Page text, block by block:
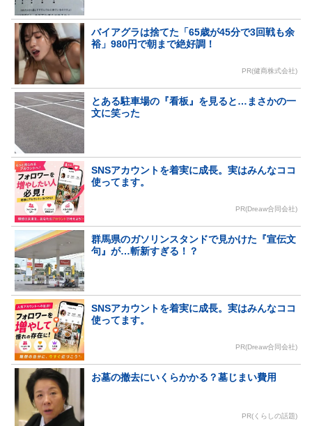
バイアグラは捨てた「65歳が45分で3回戦も余
裕」980円で朝まで絶好調！
PR(健商株式会社)
とある駐車場の『看板』を見ると…まさかの一
文に笑った
SNSアカウントを着実に成長。実はみんなココ
使ってます。
PR(Dreaw合同会社)
群馬県のガソリンスタンドで見かけた『宣伝文
句』が…斬新すぎる！？
SNSアカウントを着実に成長。実はみんなココ
使ってます。
PR(Dreaw合同会社)
お墓の撤去にいくらかかる？墓じまい費用
PR(くらしの話題)